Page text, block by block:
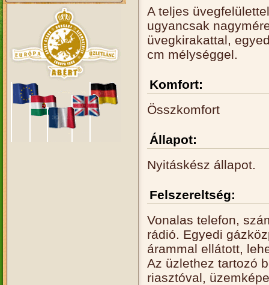
A teljes
ugyancsak
üvegkirakattal,
cm mélységgel.
Komfort:
Összkomfort
Állapot:
Nyitáskész állapot.
Felszereltség:
Vonalas telefon,
rádió. Egyedi
árammal ellátott,
Az üzlethez tartozó
riasztóval,